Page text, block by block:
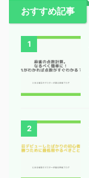
おすすめ記事
1
2